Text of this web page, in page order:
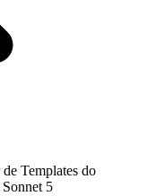
Templates do
5